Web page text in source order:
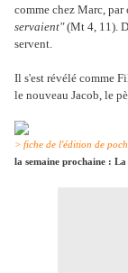
comme chez Marc, par
servaient"(Mt 4, 11).
servent.
Il s'est révélé comme
le nouveau Jacob, le
> fiche de l'édition de
la semaine prochaine :